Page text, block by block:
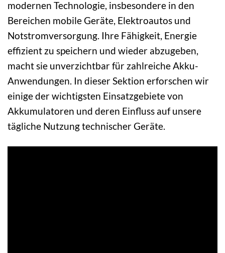
modernen Technologie, insbesondere in den
Bereichen mobile Geräte, Elektroautos und
Notstromversorgung. Ihre Fähigkeit, Energie
effizient zu speichern und wieder abzugeben,
macht sie unverzichtbar für zahlreiche Akku-
Anwendungen. In dieser Sektion erforschen wir
einige der wichtigsten Einsatzgebiete von
Akkumulatoren und deren Einfluss auf unsere
tägliche Nutzung technischer Geräte.